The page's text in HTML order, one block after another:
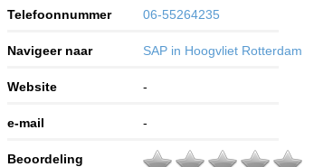
Telefoonnummer 06-55264235
Navigeer naar SAP in Hoogvliet Rotterdam
Website -
e-mail -
Beoordeling